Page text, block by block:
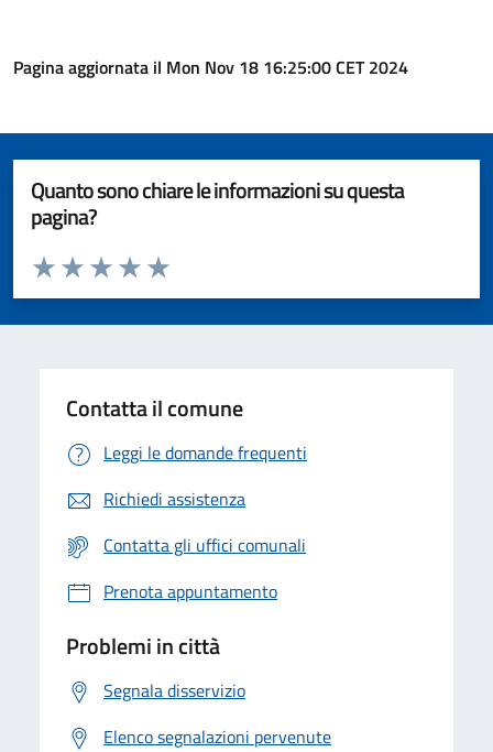
Pagina aggiornata il Mon Nov 18 16:25:00 CET 2024
Quanto sono chiare le informazioni su questa
pagina?
Valuta da 1 a 5 stelle la pagina
Valuta 5 stelle su 5
Valuta 4 stelle su 5
Valuta 3 stelle su 5
Valuta 2 stelle su 5
Valuta 1 stelle su 5
Contatta il comune
Leggi le domande frequenti
Richiedi assistenza
Contatta gli uffici comunali
Prenota appuntamento
Problemi in città
Segnala disservizio
Elenco segnalazioni pervenute